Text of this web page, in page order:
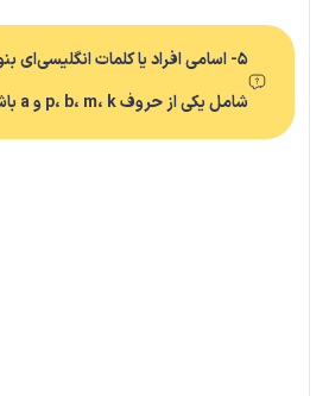
۵- اسامی افراد یا کلمات انگلیسی‌ای
شامل یکی از حروف p، b، m، k و a باشد.